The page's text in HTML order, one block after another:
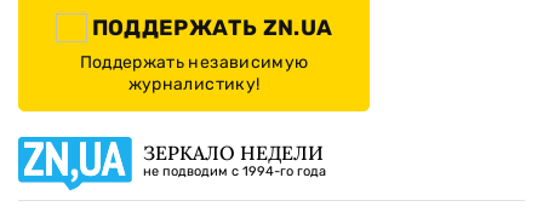
ПОДДЕРЖАТЬ ZN.UA
Поддержать независимую
журналистику!
ЗЕРКАЛО НЕДЕЛИ
не подводим с 1994-го года